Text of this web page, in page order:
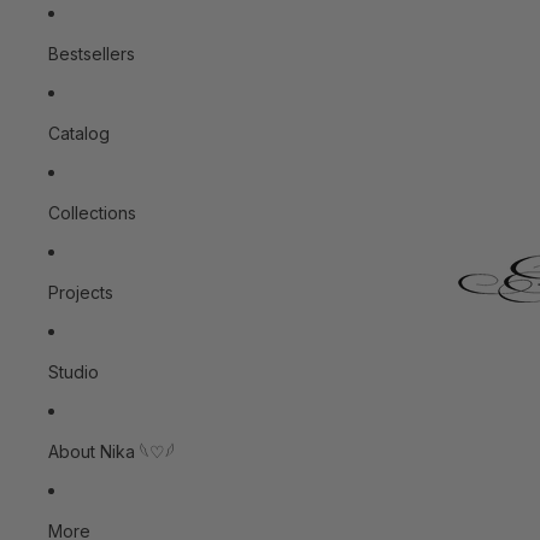
Bestsellers
Catalog
Collections
Projects
Studio
About Nika 𓆩♡𓆪
More